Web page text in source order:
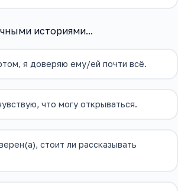
историями...
я доверяю ему/ей почти всё.
что могу открываться.
стоит ли рассказывать